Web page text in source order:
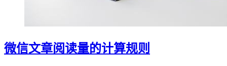
微信文章阅读量的计算规则